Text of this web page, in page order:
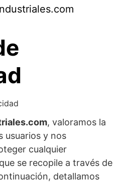
, valoramos la
usuarios y nos
cualquier
se recopile a través de
detallamos